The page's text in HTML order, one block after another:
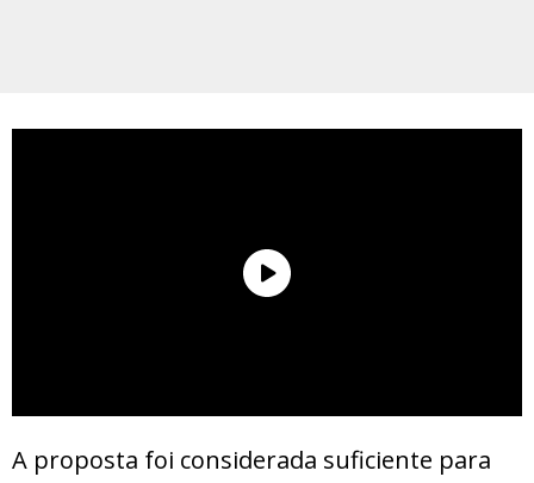
A proposta foi considerada suficiente para